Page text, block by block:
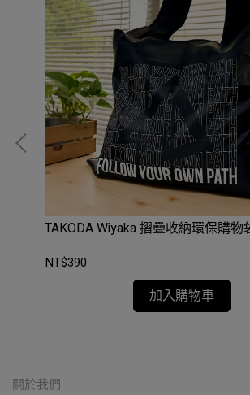
TAKODA Wiyaka 摺疊收納環保購物
NT$390
加入購物車
關於我們